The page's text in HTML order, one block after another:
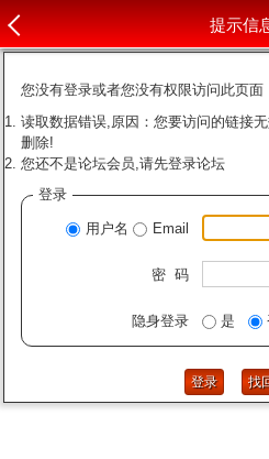
提示信
您没有登录或者您没有权限访问此页面
读取数据错误,原因：您要访问的链接
删除!
您还不是论坛会员,请先登录论坛
登录
用户名 Email
密 码
隐身登录 是